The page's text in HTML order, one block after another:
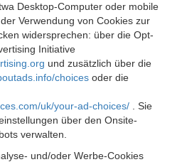
Desktop-Computer oder mobile
Verwendung von Cookies zur
widersprechen: über die Opt-
Initiative
und zusätzlich über die
choices oder die
uk/your-ad-choices/
. Sie
über den Onsite-
verwalten.
und/oder Werbe-Cookies